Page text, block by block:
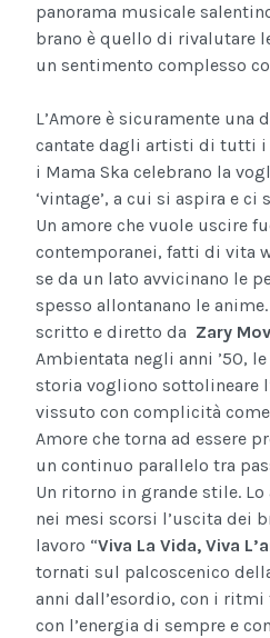
panorama musicale
brano è quello di rivalutare
un sentimento complesso
L’Amore è sicuramente una
cantate dagli artisti di tutti i
i Mama Ska celebrano la
‘vintage’, a cui si aspira e
Un amore che vuole uscire
contemporanei, fatti di vita
se da un lato avvicinano le
spesso allontanano le
scritto e diretto da Zary
Ambientata negli anni ’50,
storia vogliono sottolineare
vissuto con complicità
Amore che torna ad essere
un continuo parallelo tra
Un ritorno in grande stile. Lo
nei mesi scorsi l’uscita dei
lavoro “Viva La Vida, Viva
tornati sul palcoscenico
anni dall’esordio, con i
con l’energia di sempre e